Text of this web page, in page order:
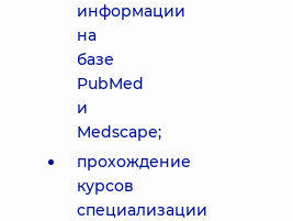
информации
на
базе
PubMed
и
Medscape;
прохождение
курсов
специализации